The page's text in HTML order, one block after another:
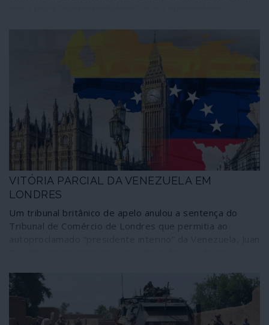
exploração desavergonhada da Mãe Terra e dos seres
VITÓRIA PARCIAL DA VENEZUELA EM
LONDRES
Um tribunal britânico de apelo anulou a sentença do
Tribunal de Comércio de Londres que permitia ao
venezuelano à guarda do Banco de Inglaterra, no valor
de 1800 milhões de dólares. A decisão foi tomada dando
razão ao recurso apresentado pelo Banco Central da
Venezuela contra a sentença.